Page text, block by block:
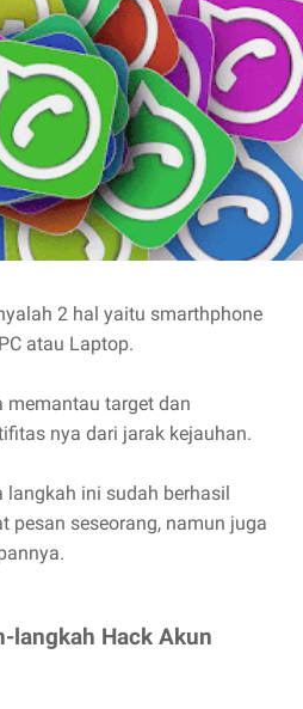
2 hal yaitu smarthphone
atau Laptop.
memantau target dan
nya dari jarak kejauhan.
ini sudah berhasil
pesan seseorang, namun juga
langkah Hack Akun